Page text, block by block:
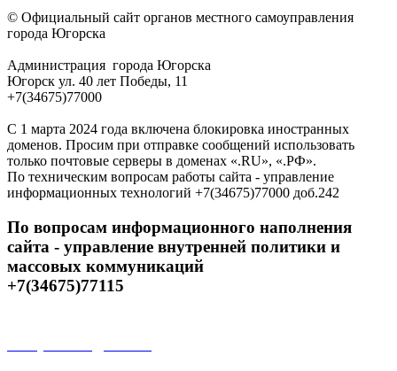
© Официальный сайт органов местного самоуправления
города Югорска
Администрация города Югорска
Югорск ул. 40 лет Победы, 11
+7(34675)77000
С 1 марта 2024 года включена блокировка иностранных
доменов. Просим при отправке сообщений использовать
только почтовые серверы в доменах «.RU», «.РФ».
По техническим вопросам работы сайта - управление
информационных технологий +7(34675)77000 доб.242
По вопросам информационного наполнения
сайта - управление внутренней политики и
массовых коммуникаций
+7(34675)77115